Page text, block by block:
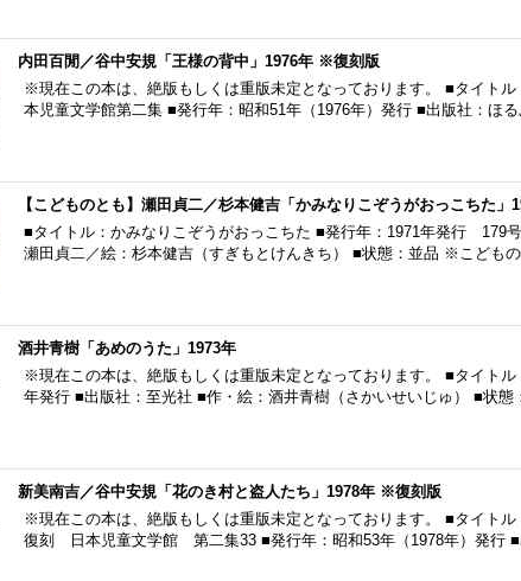
内田百閒／谷中安規「王様の背中」1976年 ※復刻版
※現在この本は、絶版もしくは重版未定となっております。 ■タイト
本児童文学館第二集 ■発行年：昭和51年（1976年）発行 ■出版社：ほ
【こどものとも】瀬田貞二／杉本健吉「かみなりこぞうがおっこちた」
■タイトル：かみなりこぞうがおっこちた ■発行年：1971年発行 179
瀬田貞二／絵：杉本健吉（すぎもとけんきち） ■状態：並品 ※こども
酒井青樹「あめのうた」1973年
※現在この本は、絶版もしくは重版未定となっております。 ■タイト
年発行 ■出版社：至光社 ■作・絵：酒井青樹（さかいせいじゅ） ■状
新美南吉／谷中安規「花のき村と盗人たち」1978年 ※復刻版
※現在この本は、絶版もしくは重版未定となっております。 ■タイト
復刻 日本児童文学館 第二集33 ■発行年：昭和53年（1978年）発行